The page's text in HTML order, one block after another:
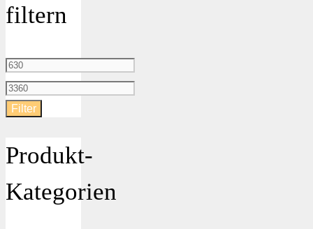
filtern
Min.
Preis
Max.
Preis
Filter
Produkt-
Kategorien